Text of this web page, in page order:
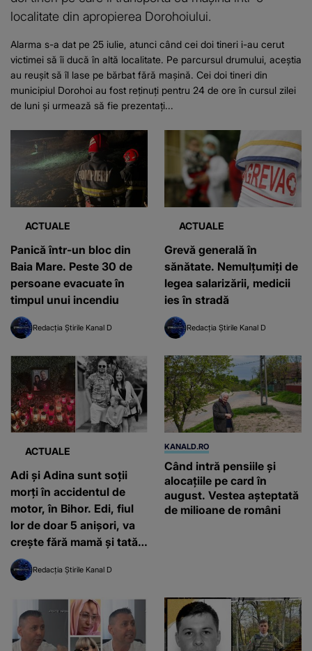
localitate din apropierea Dorohoiului.
Alarma s-a dat pe 25 iulie, atunci când cei doi tineri i-au cerut
victimei să îi ducă în altă localitate. Pe parcursul drumului, aceștia
au reușit să îl lase pe bărbat fără mașină. Cei doi tineri din
municipiul Dorohoi au fost reținuți pentru 24 de ore în cursul zilei
de luni și urmează să fie prezentați...
ACTUALE
Panică într-un bloc din
Baia Mare. Peste 30 de
persoane evacuate în
timpul unui incendiu
Redacția Știrile Kanal D
ACTUALE
Grevă generală în
sănătate. Nemulțumiți de
legea salarizării, medicii
ies în stradă
Redacția Știrile Kanal D
ACTUALE
Adi și Adina sunt soții
morți în accidentul de
motor, în Bihor. Edi, fiul
lor de doar 5 anișori, va
crește fără mamă și tată:
„Inimile noastre plâng. Nu
vă vom uita niciodată”
Redacția Știrile Kanal D
KANALD.RO
Când intră pensiile și
alocațiile pe card în
august. Vestea așteptată
de milioane de români